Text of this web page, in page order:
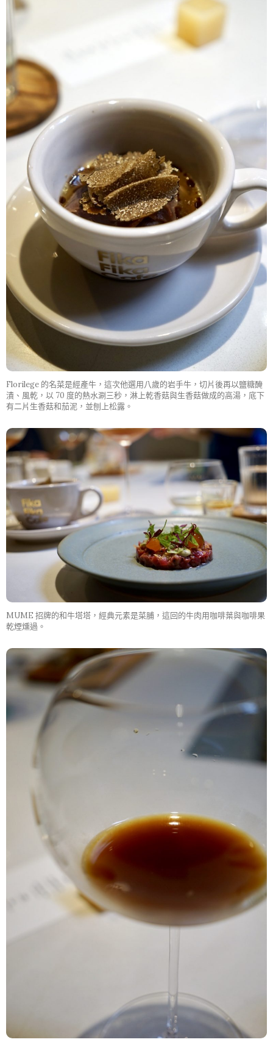
Florilege 的名菜是經產牛，這次他選用八歲的岩手牛，切片後再以鹽糖醃
漬、風乾，以 70 度的熱水涮三秒，淋上乾香菇與生香菇做成的高湯，底下
有二片生香菇和茄泥，並刨上松露。
MUME 招牌的和牛塔塔，經典元素是菜脯，這回的牛肉用咖啡葉與咖啡果
乾煙燻過。